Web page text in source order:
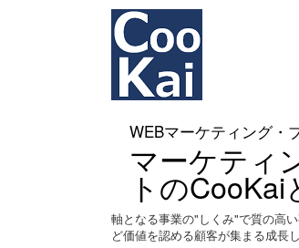
WEBマーケティング・
マーケティ
トのCooKai
軸となる事業の"しくみ"で質の高
ど価値を認める顧客が集まる成長